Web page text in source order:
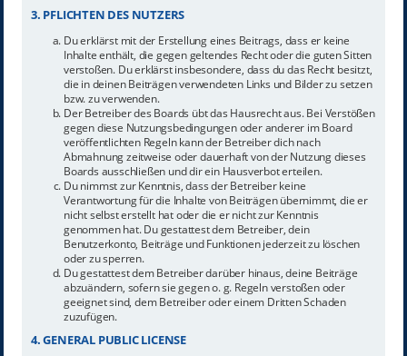
3. PFLICHTEN DES NUTZERS
Du erklärst mit der Erstellung eines Beitrags, dass er keine
Inhalte enthält, die gegen geltendes Recht oder die guten Sitten
verstoßen. Du erklärst insbesondere, dass du das Recht besitzt,
die in deinen Beiträgen verwendeten Links und Bilder zu setzen
bzw. zu verwenden.
Der Betreiber des Boards übt das Hausrecht aus. Bei Verstößen
gegen diese Nutzungsbedingungen oder anderer im Board
veröffentlichten Regeln kann der Betreiber dich nach
Abmahnung zeitweise oder dauerhaft von der Nutzung dieses
Boards ausschließen und dir ein Hausverbot erteilen.
Du nimmst zur Kenntnis, dass der Betreiber keine
Verantwortung für die Inhalte von Beiträgen übernimmt, die er
nicht selbst erstellt hat oder die er nicht zur Kenntnis
genommen hat. Du gestattest dem Betreiber, dein
Benutzerkonto, Beiträge und Funktionen jederzeit zu löschen
oder zu sperren.
Du gestattest dem Betreiber darüber hinaus, deine Beiträge
abzuändern, sofern sie gegen o. g. Regeln verstoßen oder
geeignet sind, dem Betreiber oder einem Dritten Schaden
zuzufügen.
4. GENERAL PUBLIC LICENSE